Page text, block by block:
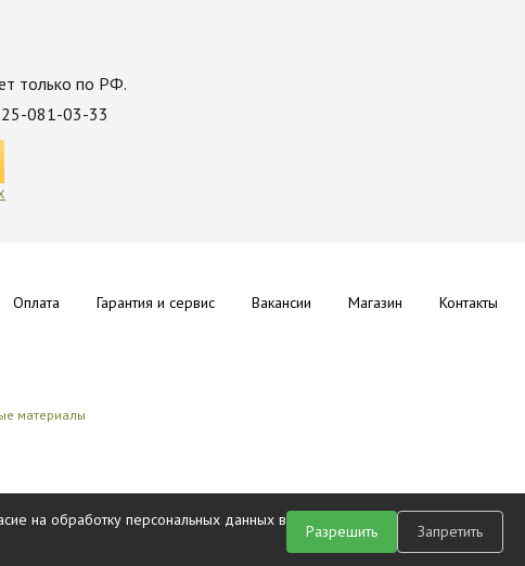
только по РФ.
081-03-33
Оплата Гарантия и сервис Вакансии Магазин Контакты
материалы
на обработку персональных данных в
Разрешить Запретить